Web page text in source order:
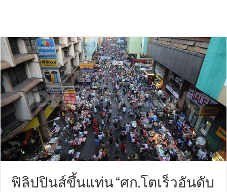
ฟิลิปปินส์ขึ้นแท่น “ศก.โตเร็วอันดับ